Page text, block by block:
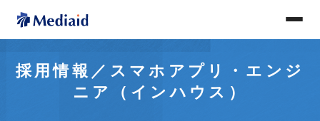
採用情報／スマホアプリ・エンジ
ニア（インハウス）